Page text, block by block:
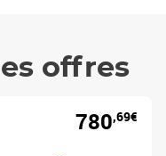
offres
780,69€